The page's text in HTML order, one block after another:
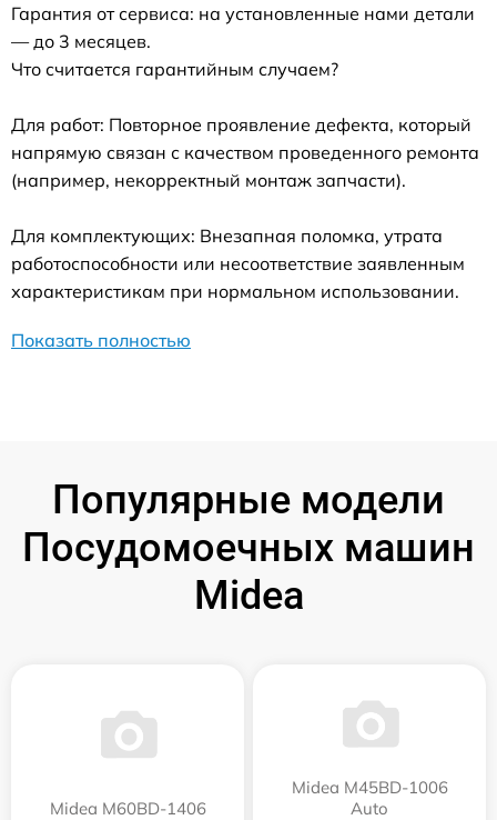
Гарантия от сервиса: на установленные нами детали
— до 3 месяцев.
Что считается гарантийным случаем?
Для работ: Повторное проявление дефекта, который
напрямую связан с качеством проведенного ремонта
(например, некорректный монтаж запчасти).
Для комплектующих: Внезапная поломка, утрата
работоспособности или несоответствие заявленным
характеристикам при нормальном использовании.
Показать полностью
Популярные модели
Посудомоечных машин
Midea
Midea M60BD-1406
Midea M45BD-1006
Auto